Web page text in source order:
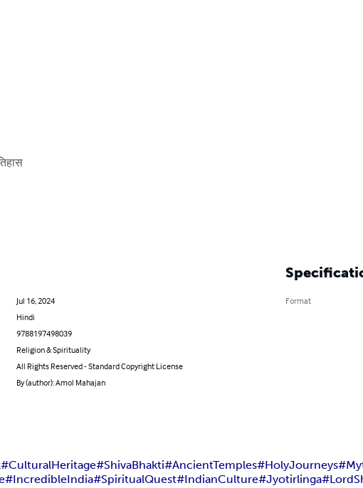
Jul 16, 2024
Hindi
9788197498039
Religion & Spirituality
All Rights Reserved - Standard Copyright License
By (author): Amol Mahajan
Format
#CulturalHeritage#ShivaBhakti#AncientTemples#HolyJourneys
#IncredibleIndia#SpiritualQuest#IndianCulture#Jyotirlinga